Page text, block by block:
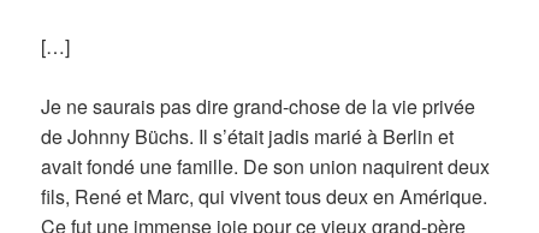
[…]
Je ne saurais pas dire grand-chose de la vie privée
de Johnny Büchs. Il s’était jadis marié à Berlin et
avait fondé une famille. De son union naquirent deux
fils, René et Marc, qui vivent tous deux en Amérique.
Ce fut une immense joie pour ce vieux grand-père